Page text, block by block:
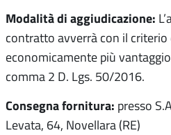
Modalità di aggiudicazione:
contratto avverrà con il criterio
economicamente più
comma 2 D. Lgs. 50/2016.
Consegna fornitura: presso
Levata, 64, Novellara (RE)